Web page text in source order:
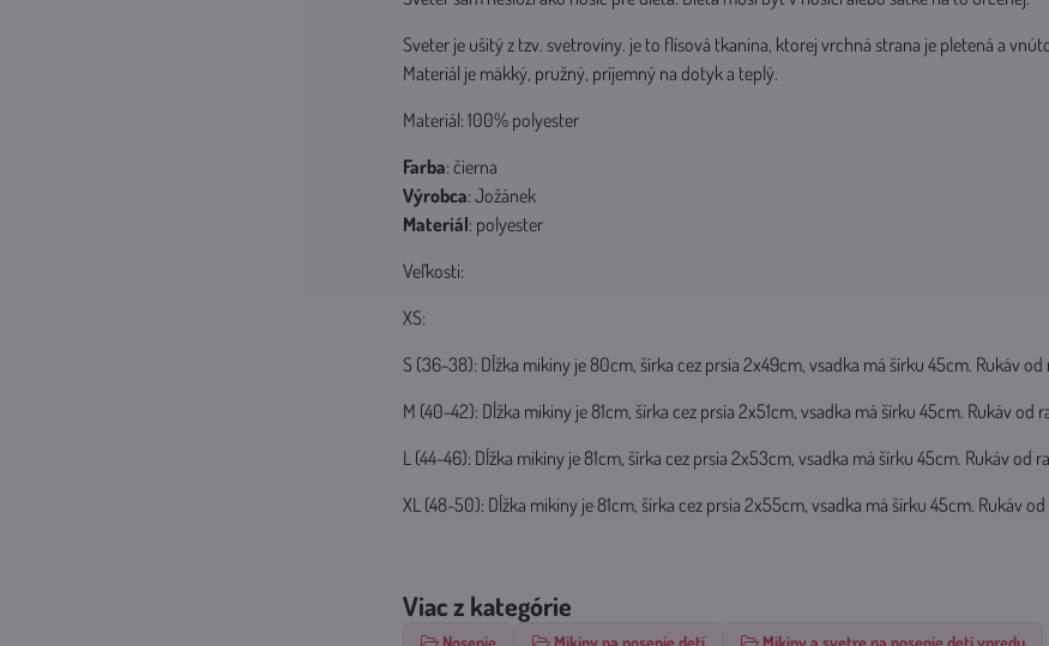
Sveter je ušitý z tzv. svetroviny. je to flísová tkanina, ktorej vrchná strana je pletená a
Materiál je mäkký, pružný, príjemný na dotyk a teplý.
Materiál: 100% polyester
Farba: čierna
Výrobca: Jožánek
Materiál: polyester
Veľkosti:
XS:
S (36-38): Dĺžka mikiny je 80cm, šírka cez prsia 2x49cm, vsadka má šírku 45cm. Rukáv od
M (40-42): Dĺžka mikiny je 81cm, šírka cez prsia 2x51cm, vsadka má šírku 45cm. Rukáv od
L (44-46): Dĺžka mikiny je 81cm, šírka cez prsia 2x53cm, vsadka má šírku 45cm. Rukáv od
XL (48-50): Dĺžka mikiny je 81cm, šírka cez prsia 2x55cm, vsadka má šírku 45cm. Rukáv
Viac z kategórie
Nosenie Mikiny na nosenie detí
Mikiny a svetre na nosenie detí vpredu